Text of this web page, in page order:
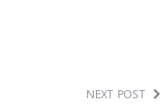
NEXT POST